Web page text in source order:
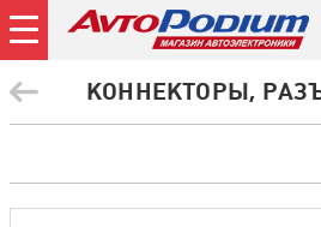
КОННЕКТОРЫ,